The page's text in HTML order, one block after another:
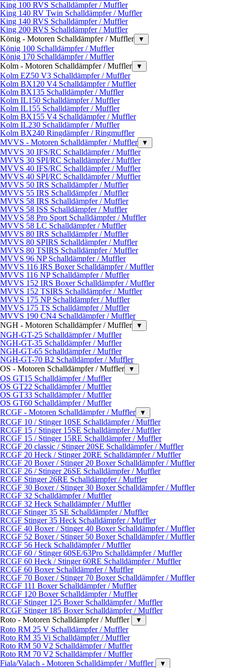
King 100 RVS Schalldämpfer / Muffler
King 140 RV Twin Schalldämpfer / Muffler
King 140 RVS Schalldämpfer / Muffler
King 200 RVS Schalldämpfer / Muffler
König - Motoren Schalldämpfer / Muffler
▼
König 100 Schalldämpfer / Muffler
König 170 Schalldämpfer / Muffler
Kolm - Motoren Schalldämpfer / Muffler
▼
Kolm EZ50 V3 Schalldämpfer / Muffler
Kolm BX120 V4 Schalldämpfer / Muffler
Kolm BX135 Schalldämpfer / Muffler
Kolm IL150 Schalldämpfer / Muffler
Kolm IL155 Schalldämpfer / Muffler
Kolm BX155 V4 Schalldämpfer / Muffler
Kolm IL230 Schalldämpfer / Muffler
Kolm BX240 Ringdämpfer / Ringmuffler
MVVS - Motoren Schalldämpfer / Muffler
▼
MVVS 30 IFS/RC Schalldämpfer / Muffler
MVVS 30 SPI/RC Schalldämpfer / Muffler
MVVS 40 IFS/RC Schalldämpfer / Muffler
MVVS 40 SPI/RC Schalldämpfer / Muffler
MVVS 50 IRS Schalldämpfer / Muffler
MVVS 55 IRS Schalldämpfer / Muffler
MVVS 58 IRS Schalldämpfer / Muffler
MVVS 58 ISS Schalldämpfer / Muffler
MVVS 58 Pro Sport Schalldämpfer / Muffler
MVVS 58 LC Schalldämpfer / Muffler
MVVS 80 IRS Schalldämpfer / Muffler
MVVS 80 SPIRS Schalldämpfer / Muffler
MVVS 80 TSIRS Schalldämpfer / Muffler
MVVS 96 NP Schalldämpfer / Muffler
MVVS 116 IRS Boxer Schalldämpfer / Muffler
MVVS 116 NP Schalldämpfer / Muffler
MVVS 152 IRS Boxer Schalldämpfer / Muffler
MVVS 152 TSIRS Schalldämpfer / Muffler
MVVS 175 NP Schalldämpfer / Muffler
MVVS 175 TS Schalldämpfer / Muffler
MVVS 190 CN4 Schalldämpfer / Muffler
NGH - Motoren Schalldämpfer / Muffler
▼
NGH-GT-25 Schalldämpfer / Muffler
NGH-GT-35 Schalldämpfer / Muffler
NGH-GT-65 Schalldämpfer / Muffler
NGH-GT-70 B2 Schalldämpfer / Muffler
OS - Motoren Schalldämpfer / Muffler
▼
OS GT15 Schalldämpfer / Muffler
OS GT22 Schalldämpfer / Muffler
OS GT33 Schalldämpfer / Muffler
OS GT60 Schalldämpfer / Muffler
RCGF - Motoren Schalldämpfer / Muffler
▼
RCGF 10 / Stinger 10SE Schalldämpfer / Muffler
RCGF 15 / Stinger 15SE Schalldämpfer / Muffler
RCGF 15 / Stinger 15RE Schalldämpfer / Muffler
RCGF 20 classic / Stinger 20SE Schalldämpfer / Muffler
RCGF 20 Heck / Stinger 20RE Schalldämpfer / Muffler
RCGF 20 Boxer / Stinger 20 Boxer Schalldämpfer / Muffler
RCGF 26 / Stinger 26SE Schalldämpfer / Muffler
RCGF Stinger 26RE Schalldämpfer / Muffler
RCGF 30 Boxer / Stinger 30 Boxer Schalldämpfer / Muffler
RCGF 32 Schalldämpfer / Muffler
RCGF 32 Heck Schalldämpfer / Muffler
RCGF Stinger 35 SE Schalldämpfer / Muffler
RCGF Stinger 35 Heck Schalldämpfer / Muffler
RCGF 40 Boxer / Stinger 40 Boxer Schalldämpfer / Muffler
RCGF 52 Boxer / Stinger 50 Boxer Schalldämpfer / Muffler
RCGF 56 Heck Schalldämpfer / Muffler
RCGF 60 / Stinger 60SE/63Pro Schalldämpfer / Muffler
RCGF 60 Heck / Stinger 60RE Schalldämpfer / Muffler
RCGF 60 Boxer Schalldämpfer / Muffler
RCGF 70 Boxer / Stinger 70 Boxer Schalldämpfer / Muffler
RCGF 111 Boxer Schalldämpfer / Muffler
RCGF 120 Boxer Schalldämpfer / Muffler
RCGF Stinger 125 Boxer Schalldämpfer / Muffler
RCGF Stinger 185 Boxer Schalldämpfer / Muffler
Roto - Motoren Schalldämpfer / Muffler
▼
Roto RM 25 V Schalldämpfer / Muffler
Roto RM 35 Vi Schalldämpfer / Muffler
Roto RM 50 V2 Schalldämpfer / Muffler
Roto RM 70 V2 Schalldämpfer / Muffler
Fiala/Valach - Motoren Schalldämpfer / Muffler
▼